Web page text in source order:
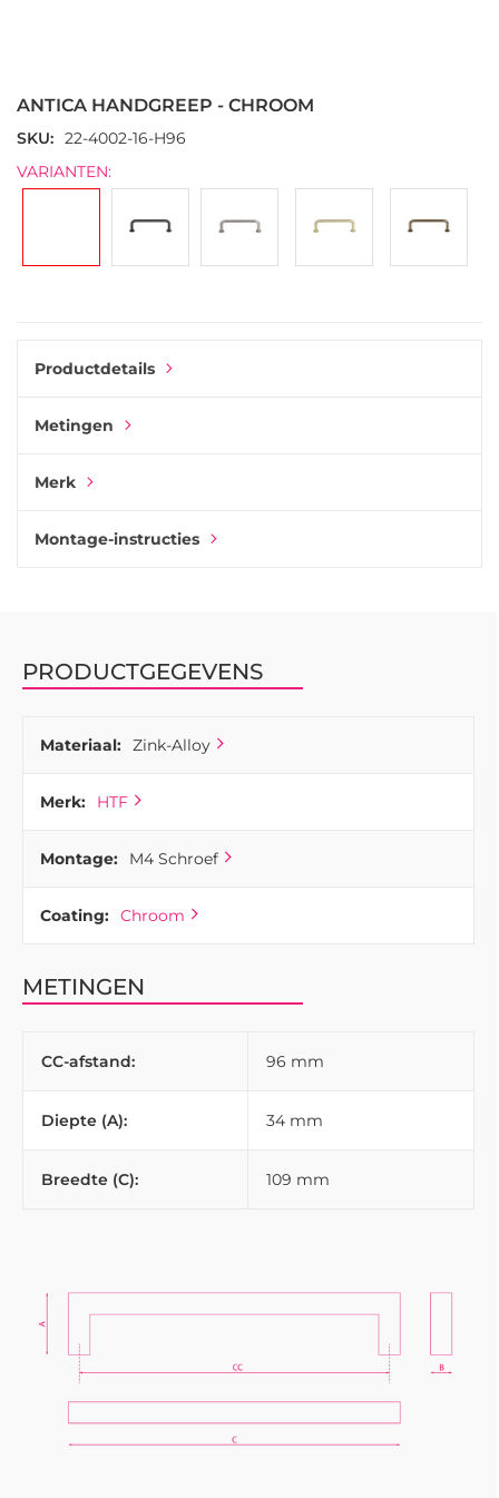
begin
van
afbeeldingen-
ANTICA HANDGREEP - CHROOM
SKU
22-4002-16-H96
VARIANTEN:
Productdetails
Metingen
Merk
Montage-instructies
PRODUCTGEGEVENS
Materiaal: Zink-Alloy
Merk: HTF
Montage: M4 Schroef
Coating: Chroom
METINGEN
CC-afstand: 96 mm
Diepte (A): 34 mm
Breedte (C): 109 mm